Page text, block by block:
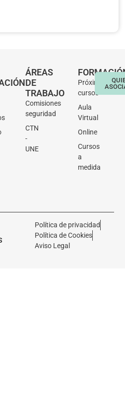
ÁREAS
DE
TRABAJO
Comisiones
seguridad
CTN
-
UNE
Próximos
cursos
Aula
Virtual
Online
Cursos
a
medida
Política de privacidad
Política de Cookies
Aviso Legal